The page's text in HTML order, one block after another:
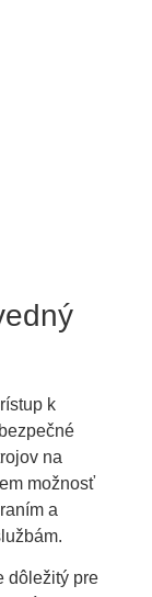
k
na
možnosť
a
dôležitý pre